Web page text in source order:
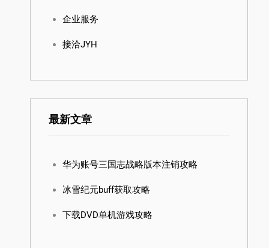
企业服务
接洽JYH
最新文章
华为账号三国志战略版本注销攻略
冰雪纪元buff获取攻略
下载DVD单机游戏攻略